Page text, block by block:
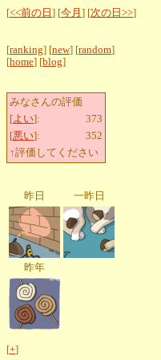
[<<前の日 ] [今月 ] [次の日>>]
[ranking] [new] [random]
[home] [blog]
みなさんの評価
[よい]:
373
[悪い]:
352
↑評価してください
昨日 一昨日
昨年
[+]